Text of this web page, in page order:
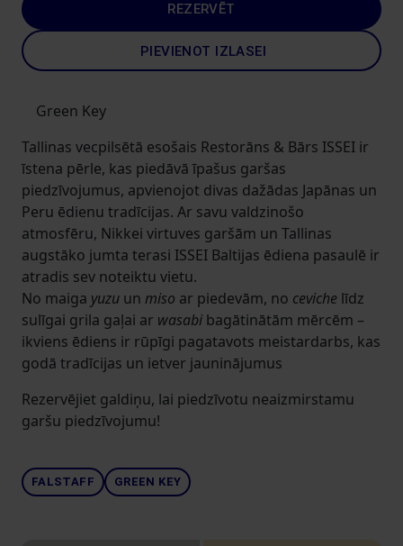
REZERVĒT
PIEVIENOT IZLASEI
Green Key
Tallinas vecpilsētā esošais Restorāns & Bārs ISSEI ir
īstena pērle, kas piedāvā īpašus garšas
piedzīvojumus, apvienojot divas dažādas Japānas un
Peru ēdienu tradīcijas. Ar savu valdzinošo
atmosfēru, Nikkei virtuves garšām un Tallinas
augstāko jumta terasi ISSEI Baltijas ēdiena pasaulē ir
atradis sev noteiktu vietu.
No maiga yuzu un miso ar piedevām, no ceviche līdz
sulīgai grila gaļai ar wasabi bagātinātām mērcēm –
ikviens ēdiens ir rūpīgi pagatavots meistardarbs, kas
godā tradīcijas un ietver jauninājumus
Rezervējiet galdiņu, lai piedzīvotu neaizmirstamu
garšu piedzīvojumu!
FALSTAFF GREEN KEY